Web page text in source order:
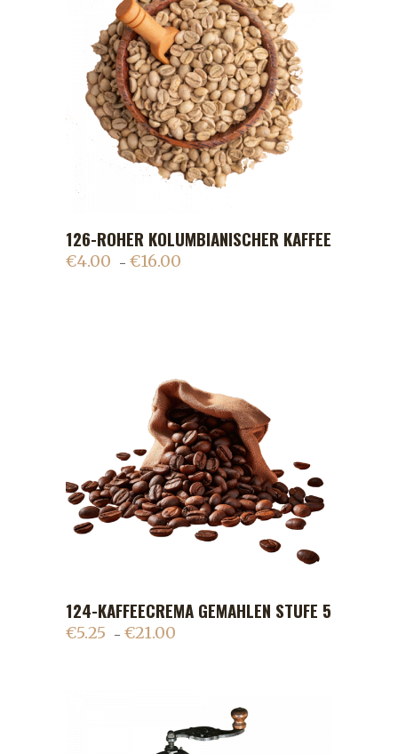
ADD TO CART
126-ROHER KOLUMBIANISCHER KAFFEE
€4.00 – €16.00
ADD TO CART
124-KAFFEECREMA GEMAHLEN STUFE 5
€5.25 – €21.00